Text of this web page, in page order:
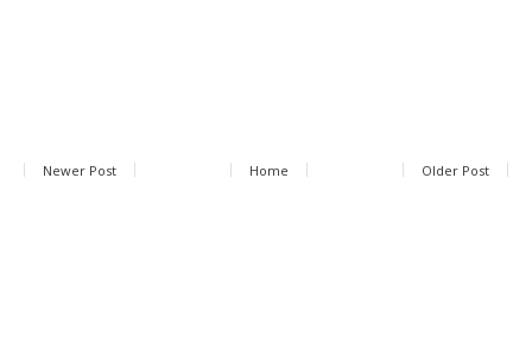
Newer Post Older Post
Home